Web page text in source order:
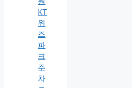
KT
위
즈
파
크
주
차